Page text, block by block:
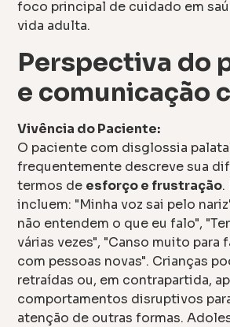
foco principal de cuidado em
vida adulta.
Perspectiva do
e comunicação
Vivência do Paciente:
O paciente com disglossia
frequentemente descreve sua
termos de esforço e frustração.
incluem: "Minha voz sai pelo
não entendem o que eu falo",
várias vezes", "Canso muito para
com pessoas novas". Crianças
retraídas ou, em contrapartida,
comportamentos disruptivos
atenção de outras formas.